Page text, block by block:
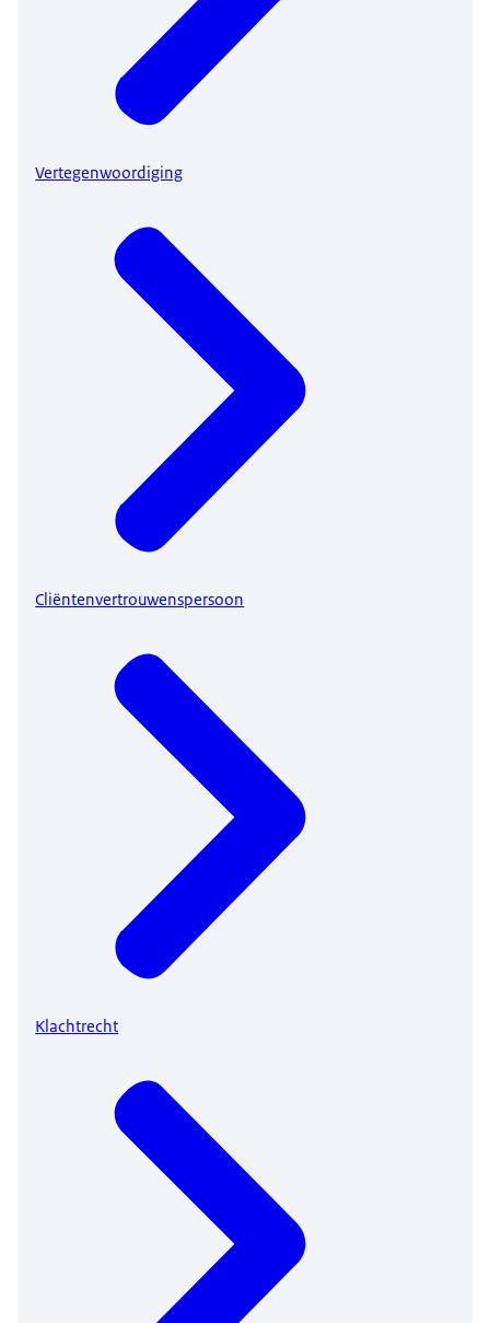
Vertegenwoordiging
Cliëntenvertrouwenspersoon
Klachtrecht